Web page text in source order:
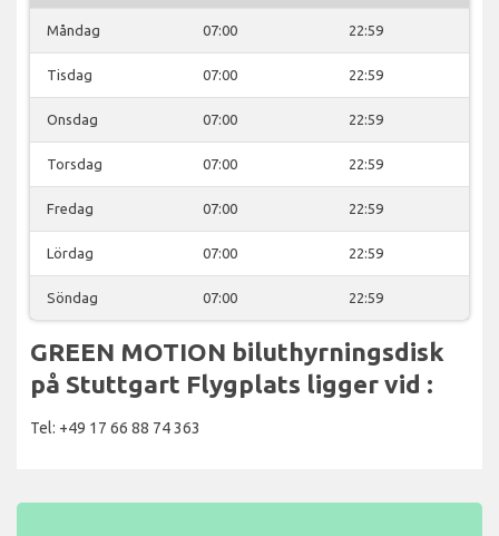
Måndag 07:00 22:59
Tisdag 07:00 22:59
Onsdag 07:00 22:59
Torsdag 07:00 22:59
Fredag 07:00 22:59
Lördag 07:00 22:59
Söndag 07:00 22:59
GREEN MOTION biluthyrningsdisk
på Stuttgart Flygplats ligger vid :
Tel: +49 17 66 88 74 363